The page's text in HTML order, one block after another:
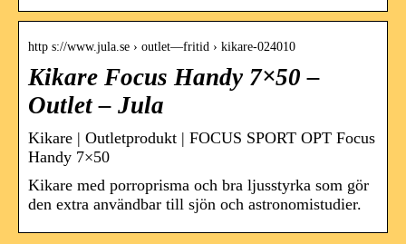
http s://www.jula.se › outlet—fritid › kikare-024010
Kikare Focus Handy 7×50 –
Outlet – Jula
Kikare | Outletprodukt | FOCUS SPORT OPT Focus
Handy 7×50
Kikare med porroprisma och bra ljusstyrka som gör
den extra användbar till sjön och astronomistudier.